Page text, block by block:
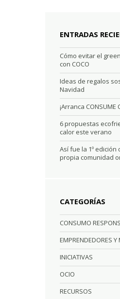
ENTRADAS
Cómo evitar el
con COCO
Ideas de regalos
Navidad
¡Arranca CONSUME
6 propuestas
calor este verano
Así fue la 1º
propia comunidad
CATEGORÍAS
CONSUMO
EMPRENDEDORES Y
INICIATIVAS
OCIO
RECURSOS